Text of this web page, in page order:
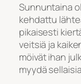
Sunnuntaina
kehdattu
pikaisesti
veitsiä ja
möivät ihan
myydä